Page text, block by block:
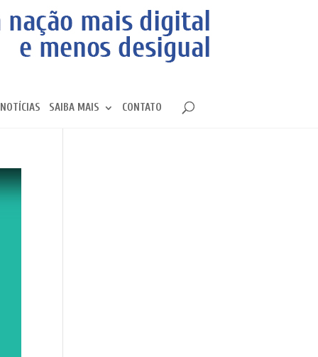
NOTÍCIAS SAIBA MAIS CONTATO